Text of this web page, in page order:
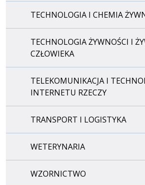
TECHNOLOGIA I CHEMIA
TECHNOLOGIA ŻYWNOŚCI I
CZŁOWIEKA
TELEKOMUNIKACJA I
INTERNETU RZECZY
TRANSPORT I LOGISTYKA
WETERYNARIA
WZORNICTWO